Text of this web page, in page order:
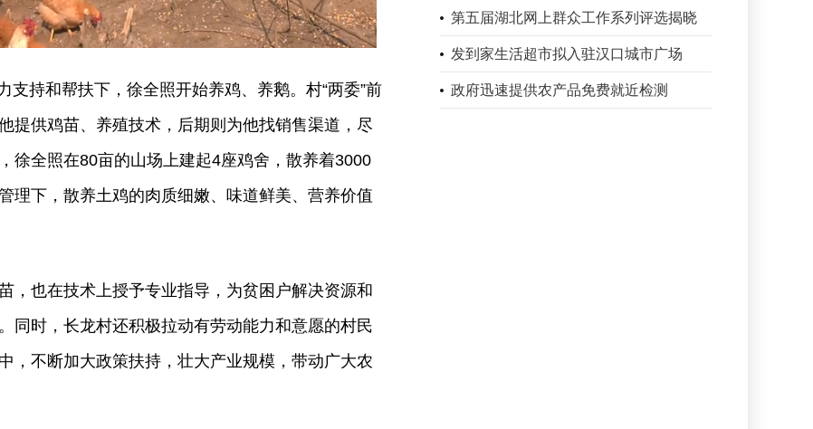
支持和帮扶下，徐全照开始养鸡、养鹅。村“两委”前
提供鸡苗、养殖技术，后期则为他找销售渠道，尽
徐全照在80亩的山场上建起4座鸡舍，散养着3000
理下，散养土鸡的肉质细嫩、味道鲜美、营养价值
，也在技术上授予专业指导，为贫困户解决资源和
同时，长龙村还积极拉动有劳动能力和意愿的村民
，不断加大政策扶持，壮大产业规模，带动广大农
第五届湖北网上群众工作系列评选揭晓
发到家生活超市拟入驻汉口城市广场
政府迅速提供农产品免费就近检测